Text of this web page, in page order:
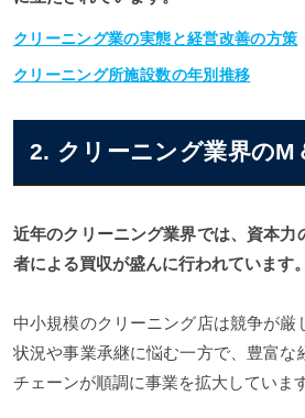
クリーニング業の実態と経営改善の方策
クリーニング所施設数の年別推移
2. クリーニング業界のM
近年のクリーニング業界では、資本力
者による買収が盛んに行われています。
中小規模のクリーニング店は競争が厳
状況や事業承継に悩む一方で、豊富な
チェーンが順調に事業を拡大しています